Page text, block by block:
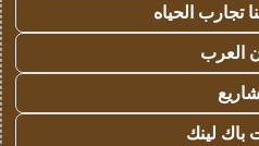
تجارب الحياه
العرب
باك لينك